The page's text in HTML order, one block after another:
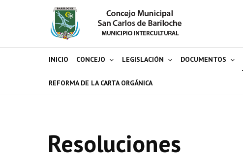
INICIO CONCEJO LEGISLACIÓN DOCUMENTOS
REFORMA DE LA CARTA ORGÁNICA
Resoluciones